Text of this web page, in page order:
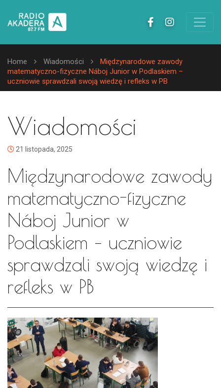
Home Wiadomości
Międzynarodowe zawody
matematyczno-fizyczne Náboj Junior w Podlaskiem –
uczniowie sprawdzali swoją wiedzę i refleks w PB
Wiadomości
21 listopada, 2025
Międzynarodowe zawody
matematyczno-fizyczne
Náboj Junior w
Podlaskiem – uczniowie
sprawdzali swoją wiedzę i
refleks w PB